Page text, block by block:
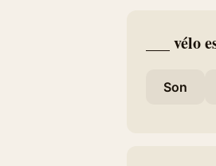
___ vélo
Son